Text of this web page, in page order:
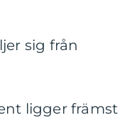
sig från
ligger främst